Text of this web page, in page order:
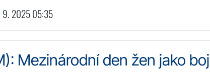
9. 2025 05:35
Mezinárodní den žen jako